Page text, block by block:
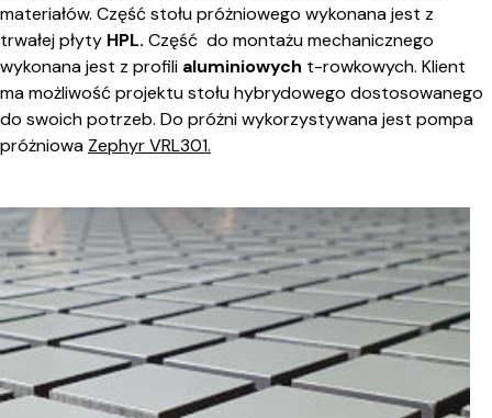
materiałów. Część stołu próżniowego wykonana jest z
trwałej płyty HPL. Część do montażu mechanicznego
wykonana jest z profili aluminiowych t-rowkowych. Klient
ma możliwość projektu stołu hybrydowego dostosowanego
do swoich potrzeb. Do próżni wykorzystywana jest pompa
próżniowa Zephyr VRL301.